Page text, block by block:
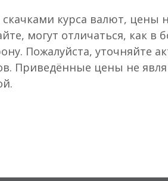
скачками курса валют, цены
могут отличаться, как в
Пожалуйста, уточняйте
Приведённые цены не